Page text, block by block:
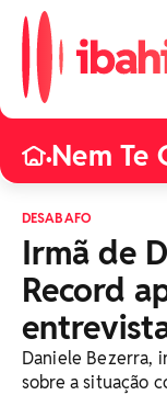
•Nem Te
DESABAFO
Irmã de
Record
Daniele Bezerra,
sobre a situação